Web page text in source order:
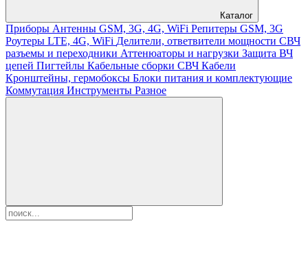
Каталог
Приборы Антенны GSM, 3G, 4G, WiFi Репитеры GSM, 3G
Роутеры LTE, 4G, WiFi Делители, ответвители мощности СВЧ
разъемы и переходники Аттенюаторы и нагрузки Защита ВЧ
цепей Пигтейлы Кабельные сборки СВЧ Кабели
Кронштейны, гермобоксы Блоки питания и комплектующие
Коммутация Инструменты Разное